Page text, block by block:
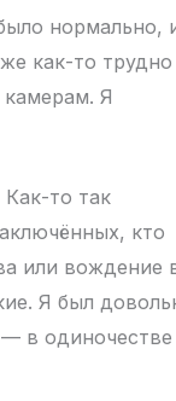
нормально,
как-то трудно
камерам. Я
то так
кто
или вождение
Я был
в одиночестве